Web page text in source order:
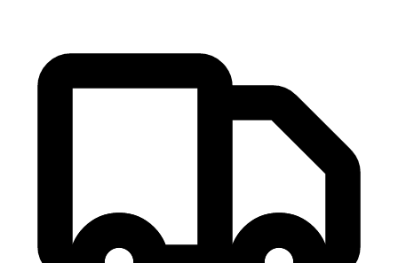
”De voksne gjorde jo ikke noget” Bag om Churchill-klubben
19. april 2023